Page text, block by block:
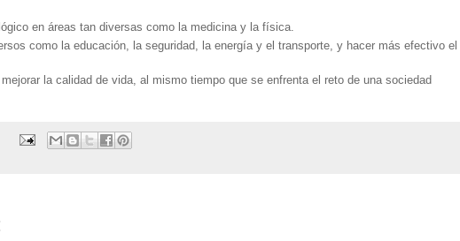
en áreas tan diversas como la medicina y la física.
como la educación, la seguridad, la energía y el transporte, y hacer más efectivo el
la calidad de vida, al mismo tiempo que se enfrenta el reto de una sociedad